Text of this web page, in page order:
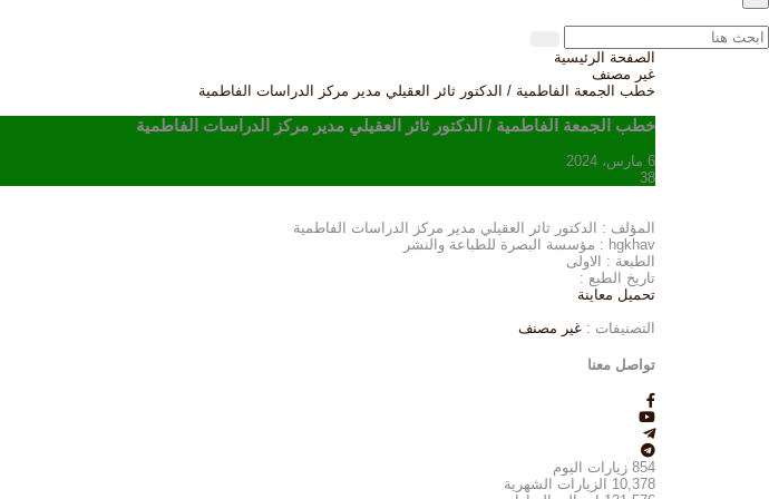
الصفحة الرئيسية
غير مصنف
خطب الجمعة الفاطمية / الدكتور ثائر العقيلي مدير مركز الدراسات الفاطمية
خطب الجمعة الفاطمية / الدكتور ثائر العقيلي مدير مركز الدراسات الفاطمية
6 مارس، 2024
38
المؤلف : الدكتور ثائر العقيلي مدير مركز الدراسات الفاطمية
hgkhav : مؤسسة البصرة للطباعة والنشر
الطبعة : الاولى
تاريخ الطبع :
تحميل معاينة
التصنيفات : غير مصنف
تواصل معنا
854 زيارات اليوم
10,378
الزيارات الشهرية